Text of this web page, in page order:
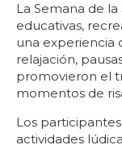
La Semana de
educativas,
una experiencia
relajación,
promovieron el
momentos de
Los
actividades